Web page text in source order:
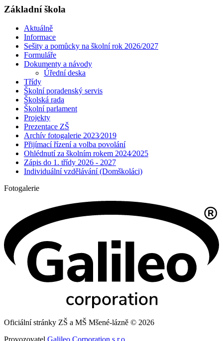
Základní škola
Aktuálně
Informace
Sešity a pomůcky na školní rok 2026/2027
Formuláře
Dokumenty a návody
Úřední deska
Třídy
Školní poradenský servis
Školská rada
Školní parlament
Projekty
Prezentace ZŠ
Archív fotogalerie 2023⁄2019
Přijímací řízení a volba povolání
Ohlédnutí za školním rokem 2024⁄2025
Zápis do 1. třídy 2026 - 2027
Individuální vzdělávání (Domškoláci)
Fotogalerie
Oficiální stránky ZŠ a MŠ Mšené-lázně © 2026